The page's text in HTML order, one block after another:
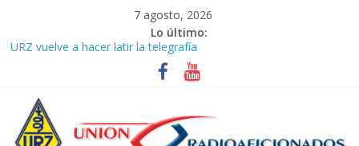
contenido
7 agosto, 2026
Lo último:
URZ vuelve a hacer latir la telegrafía
Verano, radio y buenas ondas: ideas para seguir disfrutando de
Promoción de Verano ICOM en Promodis Telecom
Nueva ubicación de la Jefatura Provincial de Inspección de las
Telecomunicaciones de Zaragoza. Información de interés para